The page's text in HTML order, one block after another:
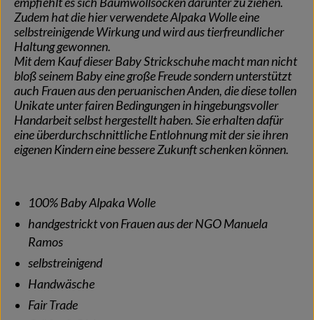
Zudem hat die hier verwendete Alpaka Wolle eine
selbstreinigende Wirkung und wird aus tierfreundlicher
Haltung gewonnen.
Mit dem Kauf dieser Baby Strickschuhe macht man nicht
bloß seinem Baby eine große Freude sondern unterstützt
auch Frauen aus den peruanischen Anden, die diese tollen
Unikate unter fairen Bedingungen in hingebungsvoller
Handarbeit selbst hergestellt haben. Sie erhalten dafür
eine überdurchschnittliche Entlohnung mit der sie ihren
eigenen Kindern eine bessere Zukunft schenken können.
100% Baby Alpaka Wolle
handgestrickt von Frauen aus der NGO Manuela
Ramos
selbstreinigend
Handwäsche
Fair Trade